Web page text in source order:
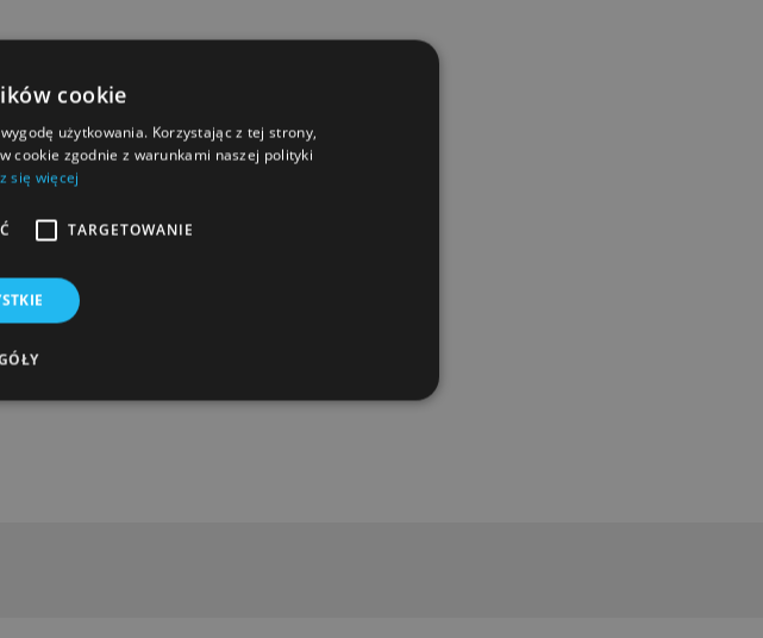
cookie
użytkowania. Korzystając z tej strony,
cookie zgodnie z warunkami naszej polityki
się więcej
TARGETOWANIE